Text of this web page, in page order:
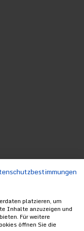
platzieren, um
Inhalte anzuzeigen und
Für weitere
öffnen Sie die